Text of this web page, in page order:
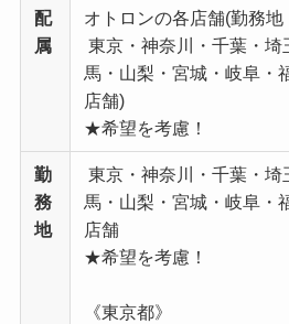
配
属
オトロンの各店舗(勤務地
東京・神奈川・千葉・埼
馬・山梨・宮城・岐阜・
店舗)
★希望を考慮！
勤
務
地
東京・神奈川・千葉・埼
馬・山梨・宮城・岐阜・
店舗
★希望を考慮！
《東京都》